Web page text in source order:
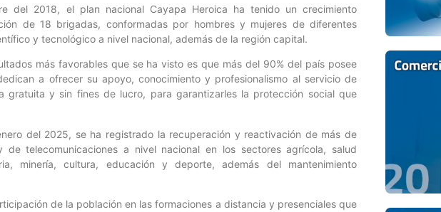
del 2018, el plan nacional Cayapa Heroica ha tenido un crecimiento
de 18 brigadas, conformadas por hombres y mujeres de diferentes
y tecnológico a nivel nacional, además de la región capital.
más favorables que se ha visto es que más del 90% del país posee
a ofrecer su apoyo, conocimiento y profesionalismo al servicio de
gratuita y sin fines de lucro, para garantizarles la protección social que
del 2025, se ha registrado la recuperación y reactivación de más de
telecomunicaciones a nivel nacional en los sectores agrícola, salud
minería, cultura, educación y deporte, además del mantenimiento
de la población en las formaciones a distancia y presenciales que